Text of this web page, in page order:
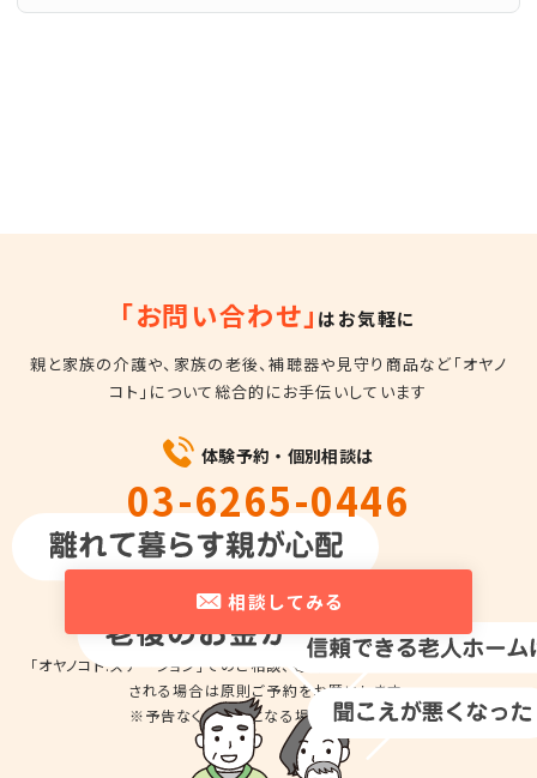
「お問い合わせ」 はお気軽に
親と家族の介護や、家族の老後、補聴器や見守り商品など「オヤノ
コト」について総合的にお手伝いしています
体験予約・個別相談は
03-6265-0446
平日10時～18時
相談してみる
「オヤノコト.ステーション」でのご相談、商品のお試しのため来店を希望
される場合は原則ご予約をお願いします。
※予告なくお休みとなる場合があります。